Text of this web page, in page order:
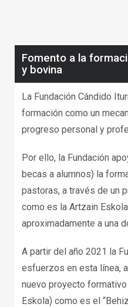
Fomento a la
y bovina
La Fundación Cándido
formación como un
progreso personal y
Por ello, la Fundación
becas a alumnos) la
pastoras, a través de un
como es la Artzain
aproximadamente a una
A partir del año 2021 la
esfuerzos en esta línea,
nuevo proyecto
Eskola) como es el